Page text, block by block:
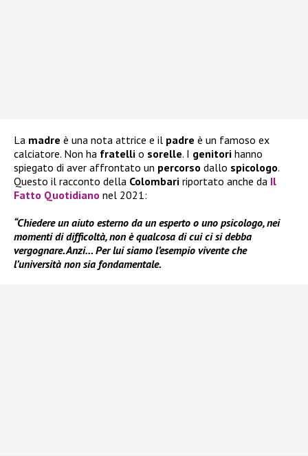
La madre è una nota attrice e il padre è un famoso ex
calciatore. Non ha fratelli o sorelle. I genitori hanno
spiegato di aver affrontato un percorso dallo spicologo.
Questo il racconto della Colombari riportato anche da Il
Fatto Quotidiano nel 2021:
“Chiedere un aiuto esterno da un esperto o uno psicologo, nei
momenti di difficoltà, non è qualcosa di cui ci si debba
vergognare. Anzi… Per lui siamo l’esempio vivente che
l’università non sia fondamentale.